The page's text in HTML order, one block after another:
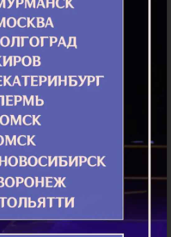
вопрошающему о жизни
Господь нас зовет идти за